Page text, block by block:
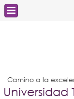
Camino a la